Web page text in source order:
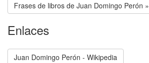
Frases de libros de Juan Domingo Perón »
Enlaces
Juan Domingo Perón - Wikipedia